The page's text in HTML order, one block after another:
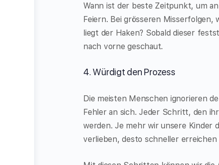
Wann ist der beste Zeitpunkt, um
Feiern. Bei grösseren Misserfolgen,
liegt der Haken? Sobald dieser
nach vorne geschaut.
4. Würdigt den Prozess
Die meisten Menschen ignorieren
Fehler an sich. Jeder Schritt, den
werden. Je mehr wir unsere Kinder
verlieben, desto schneller erreichen